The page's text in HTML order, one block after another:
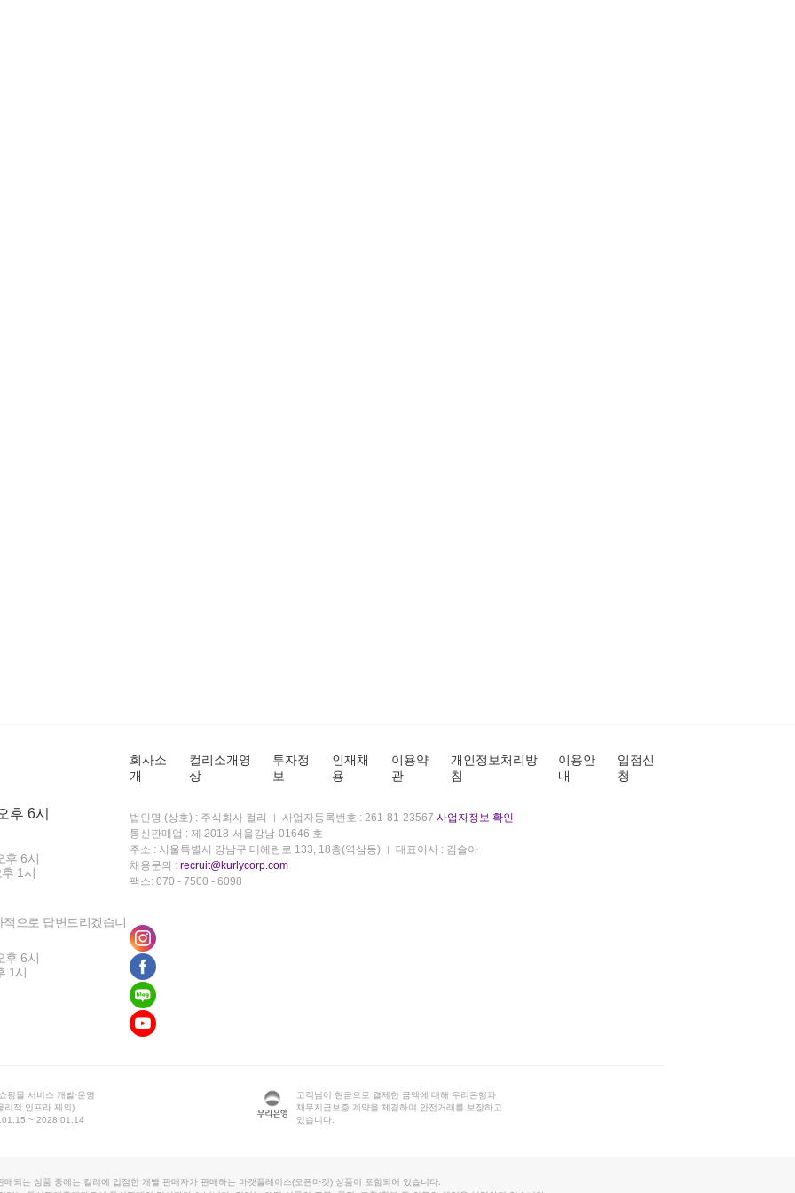
후 6시
후 6시
1시
으로 답변드리겠습니
후 6시
1시
회사소
개
컬리소개영
상
투자정
보
인재채
용
이용약
관
개인정보처리방
침
이용안
내
입점신
청
법인명 (상호) : 주식회사 컬리 사업자등록번호 : 261-81-23567 사업자정보 확인
통신판매업 : 제 2018-서울강남-01646 호
주소 : 서울특별시 강남구 테헤란로 133, 18층(역삼동)
대표이사 : 김슬아
채용문의 : recruit@kurlycorp.com
팩스: 070 - 7500 - 6098
핑몰 서비스 개발·운영
리적 인프라 제외)
~ 2028.01.14
고객님이 현금으로 결제한 금액에 대해 우리은행과
채무지급보증 계약을 체결하여 안전거래를 보장하고
있습니다.
매되는 상품 중에는 컬리에 입점한 개별 판매자가 판매하는 마켓플레이스(오픈마켓) 상품이 포함되어 있습니다.